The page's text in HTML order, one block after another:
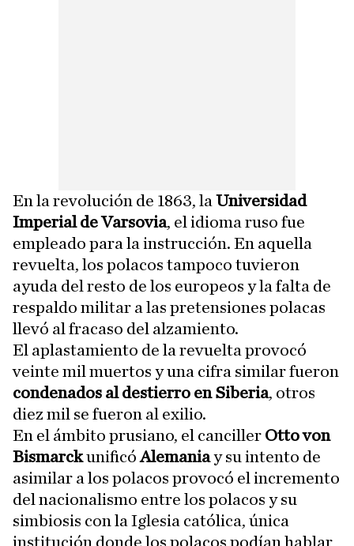
En la revolución de 1863, la Universidad
Imperial de Varsovia, el idioma ruso fue
empleado para la instrucción. En aquella
revuelta, los polacos tampoco tuvieron
ayuda del resto de los europeos y la falta de
respaldo militar a las pretensiones polacas
llevó al fracaso del alzamiento.
El aplastamiento de la revuelta provocó
veinte mil muertos y una cifra similar fueron
condenados al destierro en Siberia, otros
diez mil se fueron al exilio.
En el ámbito prusiano, el canciller Otto von
BismarckunificóAlemaniay su intento de
asimilar a los polacos provocó el incremento
del nacionalismo entre los polacos y su
simbiosis con la Iglesia católica, única
institución donde los polacos podían hablar